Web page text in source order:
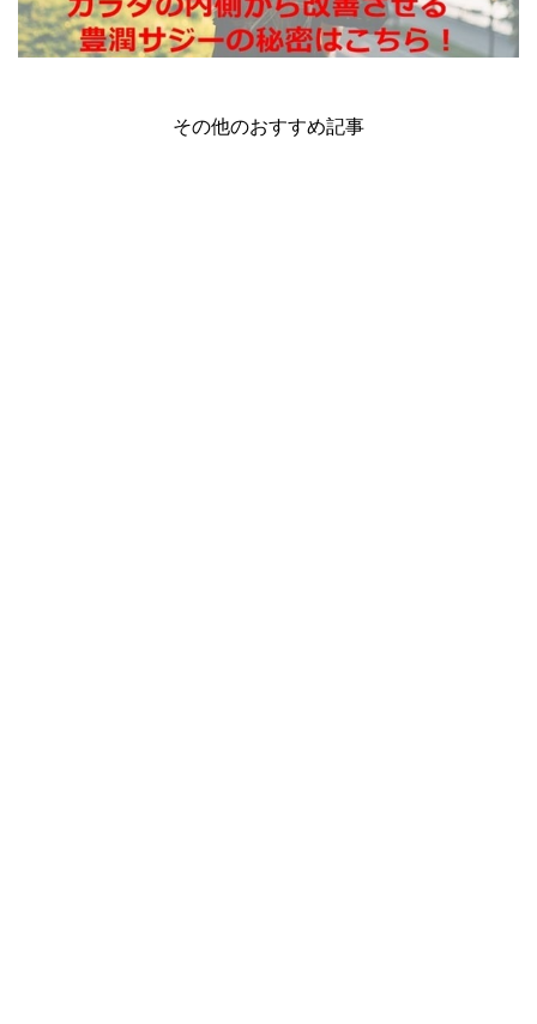
その他のおすすめ記事